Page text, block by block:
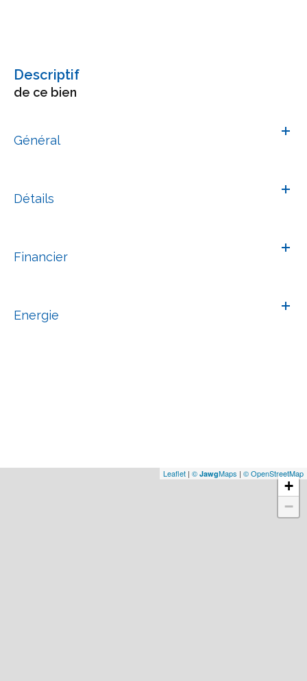
descriptif
de ce bien
Général
Détails
Financier
Energie
+
−
Leaflet | © JawgMaps | © OpenStreetMap